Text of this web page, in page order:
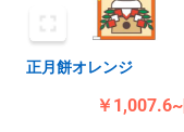
正月餅オレンジ
￥1,007.6~